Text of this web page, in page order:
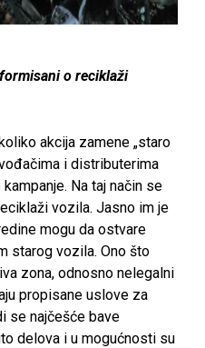
o reciklaži
akcija zamene „staro
i distributerima
Na taj način se
vozila. Jasno im je
mogu da ostvare
starog vozila. Ono što
zona, odnosno nelegalni
propisane uslove za
se najčešće bave
delova i u mogućnosti su